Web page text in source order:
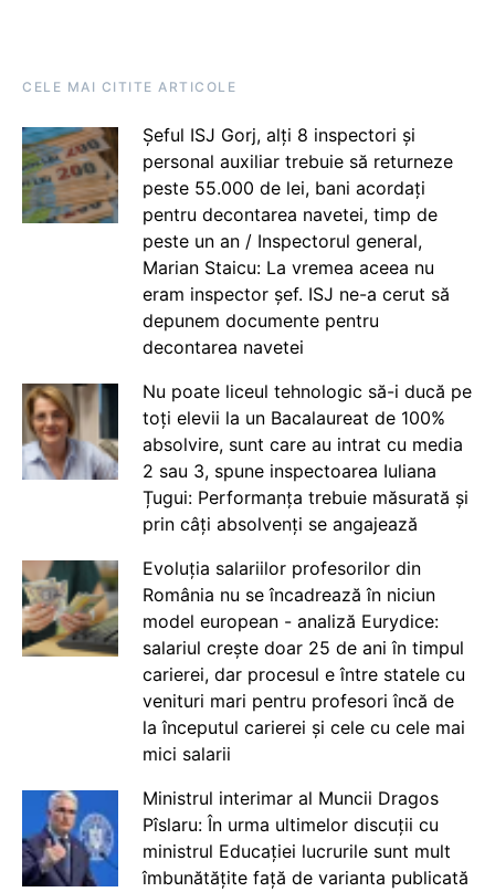
CELE MAI CITITE ARTICOLE
Șeful ISJ Gorj, alți 8 inspectori și
personal auxiliar trebuie să returneze
peste 55.000 de lei, bani acordați
pentru decontarea navetei, timp de
peste un an / Inspectorul general,
Marian Staicu: La vremea aceea nu
eram inspector șef. ISJ ne-a cerut să
depunem documente pentru
decontarea navetei
Nu poate liceul tehnologic să-i ducă pe
toți elevii la un Bacalaureat de 100%
absolvire, sunt care au intrat cu media
2 sau 3, spune inspectoarea Iuliana
Țugui: Performanța trebuie măsurată și
prin câți absolvenți se angajează
Evoluția salariilor profesorilor din
România nu se încadrează în niciun
model european - analiză Eurydice:
salariul crește doar 25 de ani în timpul
carierei, dar procesul e între statele cu
venituri mari pentru profesori încă de
la începutul carierei și cele cu cele mai
mici salarii
Ministrul interimar al Muncii Dragos
Pîslaru: În urma ultimelor discuții cu
ministrul Educației lucrurile sunt mult
îmbunătățite față de varianta publicată